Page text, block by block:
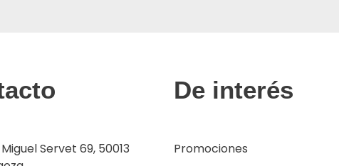
Servet 69, 50013
De interés
Promociones